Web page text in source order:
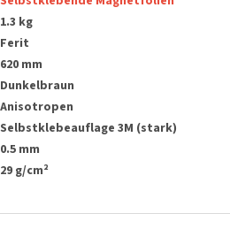
1.3 kg
Ferit
620 mm
Dunkelbraun
Anisotropen
Selbstklebeauflage 3M (stark)
0.5 mm
29 g/cm²